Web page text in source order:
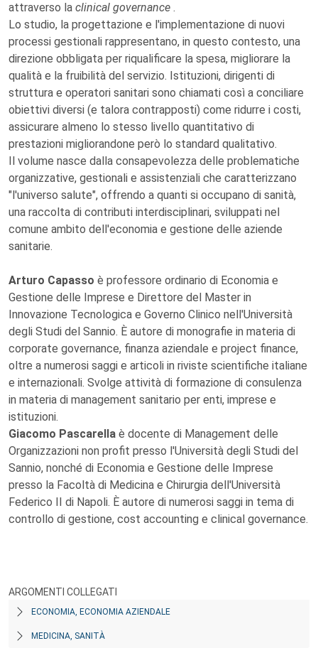
attraverso la clinical governance .
Lo studio, la progettazione e l'implementazione di nuovi
processi gestionali rappresentano, in questo contesto, una
direzione obbligata per riqualificare la spesa, migliorare la
qualità e la fruibilità del servizio. Istituzioni, dirigenti di
struttura e operatori sanitari sono chiamati così a conciliare
obiettivi diversi (e talora contrapposti) come ridurre i costi,
assicurare almeno lo stesso livello quantitativo di
prestazioni migliorandone però lo standard qualitativo.
Il volume nasce dalla consapevolezza delle problematiche
organizzative, gestionali e assistenziali che caratterizzano
"l'universo salute", offrendo a quanti si occupano di sanità,
una raccolta di contributi interdisciplinari, sviluppati nel
comune ambito dell'economia e gestione delle aziende
sanitarie.
Arturo Capasso è professore ordinario di Economia e
Gestione delle Imprese e Direttore del Master in
Innovazione Tecnologica e Governo Clinico nell'Università
degli Studi del Sannio. È autore di monografie in materia di
corporate governance, finanza aziendale e project finance,
oltre a numerosi saggi e articoli in riviste scientifiche italiane
e internazionali. Svolge attività di formazione di consulenza
in materia di management sanitario per enti, imprese e
istituzioni.
Giacomo Pascarella è docente di Management delle
Organizzazioni non profit presso l'Università degli Studi del
Sannio, nonché di Economia e Gestione delle Imprese
presso la Facoltà di Medicina e Chirurgia dell'Università
Federico II di Napoli. È autore di numerosi saggi in tema di
controllo di gestione, cost accounting e clinical governance.
ARGOMENTI COLLEGATI
ECONOMIA, ECONOMIA AZIENDALE
MEDICINA, SANITÀ